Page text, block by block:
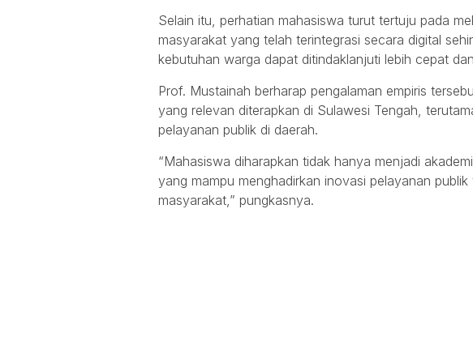
Selain itu, perhatian mahasiswa turut tertuju pada
masyarakat yang telah terintegrasi secara digital
kebutuhan warga dapat ditindaklanjuti lebih cepat
Prof. Mustainah berharap pengalaman empiris
yang relevan diterapkan di Sulawesi Tengah,
pelayanan publik di daerah.
“Mahasiswa diharapkan tidak hanya menjadi
yang mampu menghadirkan inovasi pelayanan
masyarakat,” pungkasnya.